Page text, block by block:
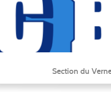
Section du